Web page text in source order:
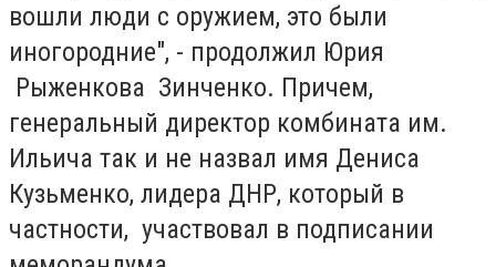
вошли люди с оружием, это были
иногородние", - продолжил Юрия
Рыженкова Зинченко. Причем,
генеральный директор комбината им.
Ильича так и не назвал имя Дениса
Кузьменко, лидера ДНР, который в
частности, участвовал в подписании